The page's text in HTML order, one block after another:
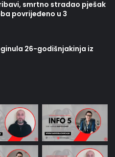
smrtno stradao pješak
povrijeđeno u 3
26-godišnjakinja iz